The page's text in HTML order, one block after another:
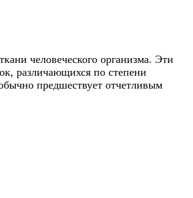
человеческого организма. Эти
различающихся по степени
предшествует отчетливым